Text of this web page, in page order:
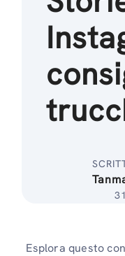
Esplora questo